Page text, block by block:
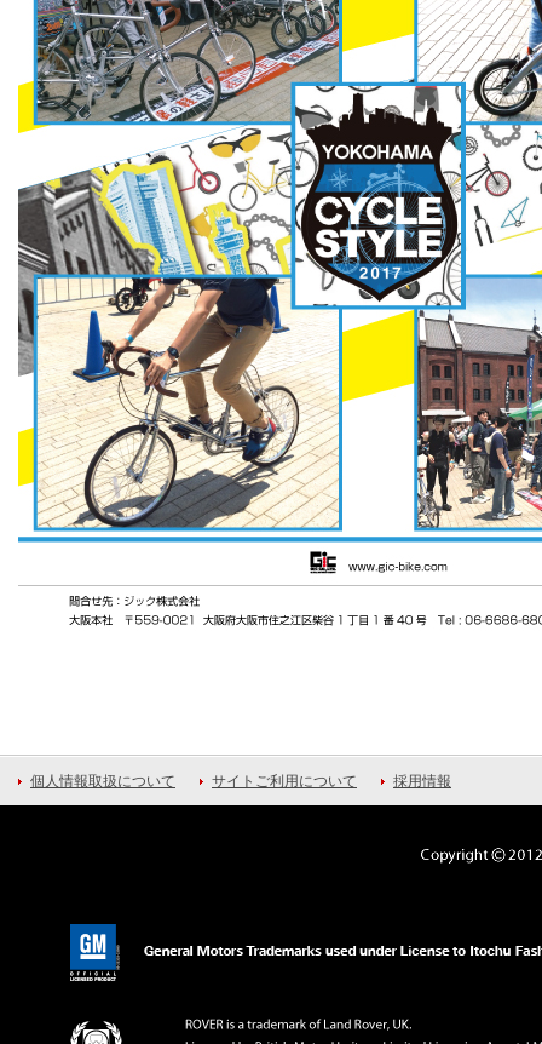
個人情報取扱について サイトご利用について 採用情報